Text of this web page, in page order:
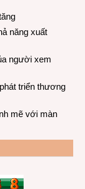
năng xuất
người xem
triển thương
mẽ với màn